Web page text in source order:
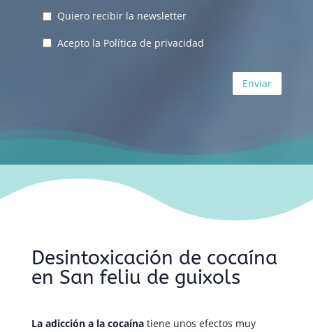
Desintoxicación de cocaína
en San feliu de guixols
La adicción a la cocaínatiene unos efectos muy